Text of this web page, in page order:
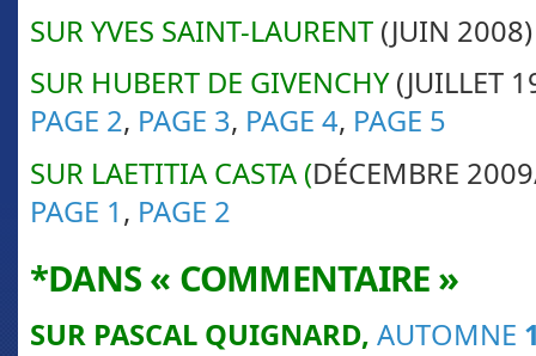
SUR YVES SAINT-LAURENT (JUIN
SUR HUBERT DE GIVENCHY(JUILLET
PAGE 2, PAGE 3, PAGE 4, PAGE 5
SUR LAETITIA CASTA (DÉCEMBRE
PAGE 1, PAGE 2
*DANS « COMMENTAIRE »
SUR PASCAL QUIGNARD, AUTOMNE